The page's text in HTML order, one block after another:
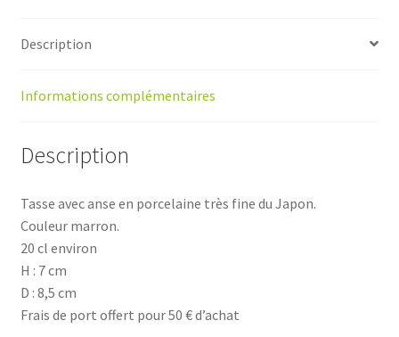
Description
Informations complémentaires
Description
Tasse avec anse en porcelaine très fine du Japon.
Couleur marron.
20 cl environ
H : 7 cm
D : 8,5 cm
Frais de port offert pour 50 € d’achat